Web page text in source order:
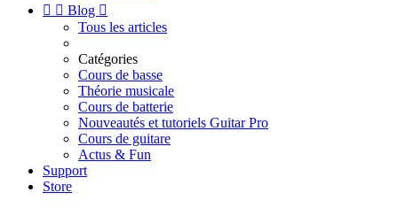
  Blog 
Tous les articles
Catégories
Cours de basse
Théorie musicale
Cours de batterie
Nouveautés et tutoriels Guitar Pro
Cours de guitare
Actus & Fun
Support
Store